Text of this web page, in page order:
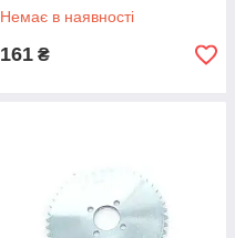
Немає в наявності
161 ₴